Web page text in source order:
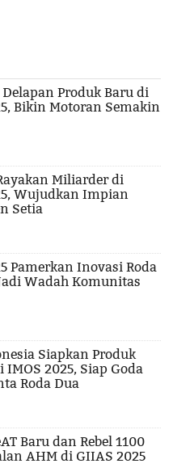
Produk Baru di
Bikin Motoran Semakin
Miliarder di
Wujudkan Impian
Setia
Pamerkan Inovasi Roda
Wadah Komunitas
Siapkan Produk
IMOS 2025, Siap Goda
Roda Dua
Baru dan Rebel 1100
AHM di GIIAS 2025